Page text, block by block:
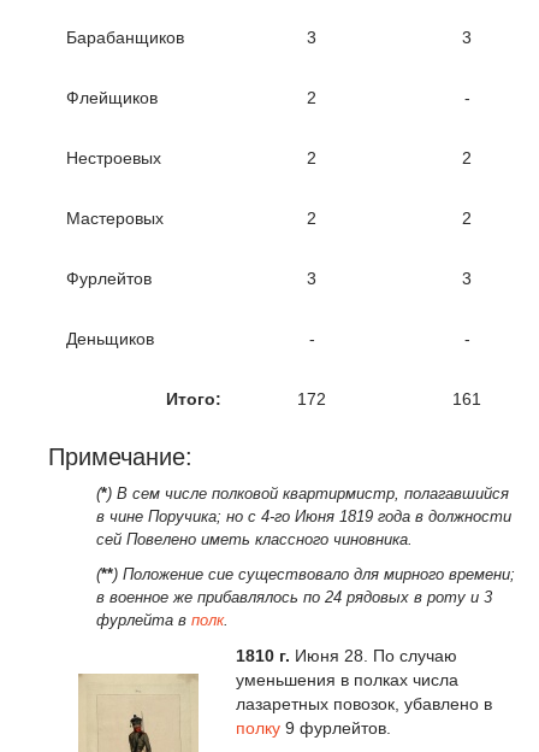
Барабанщиков 3 3
Флейщиков 2 -
Нестроевых 2 2
Мастеровых 2 2
Фурлейтов 3 3
Деньщиков - -
Итого: 172 161
Примечание:
(*) В сем числе полковой квартирмистр, полагавшийся
в чине Поручика; но с 4-го Июня 1819 года в должности
сей Повелено иметь классного чиновника.
(**) Положение сие существовало для мирного времени;
в военное же прибавлялось по 24 рядовых в роту и 3
фурлейта в полк.
1810 г. Июня 28. По случаю
уменьшения в полках числа
лазаретных повозок, убавлено в
полку 9 фурлейтов.